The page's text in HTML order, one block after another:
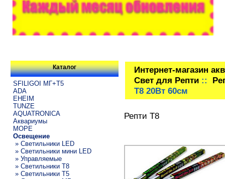
Каталог
SFILIGOI МГ+Т5
ADA
EHEIM
TUNZE
AQUATRONICA
Аквариумы
МОРЕ
Освещение
» Светильники LED
» Светильники мини LED
» Управляемые
» Светильники T8
» Светильники T5
Интернет-магазин
Свет для Репти::
Т8 20Вт 60см
Репти Т8